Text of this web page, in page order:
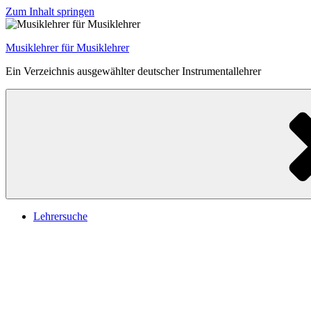
Zum Inhalt springen
Musiklehrer für Musiklehrer
Ein Verzeichnis ausgewählter deutscher Instrumentallehrer
Lehrersuche